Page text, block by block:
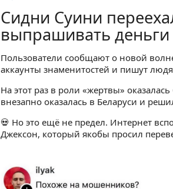
Сидни Суини
выпрашивать деньги
Пользователи сообщают о новой
аккаунты знаменитостей и пишут
На этот раз в роли «жертвы»
внезапно оказалась в Беларуси и
💀 Но это ещё не предел. Интернет
Джексон, который якобы просил